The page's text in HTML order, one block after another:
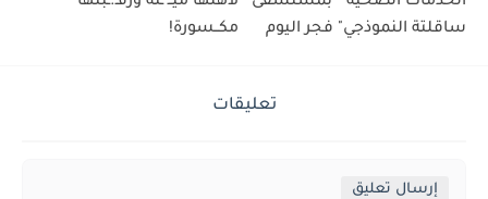
ساقلتة النموذجي" فجر اليوم
مكــسورة!
تعليقات
إرسال تعليق